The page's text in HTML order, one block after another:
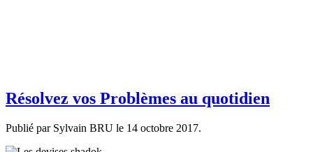
Résolvez vos Problèmes au quotidien
Publié par Sylvain BRU le 14 octobre 2017.